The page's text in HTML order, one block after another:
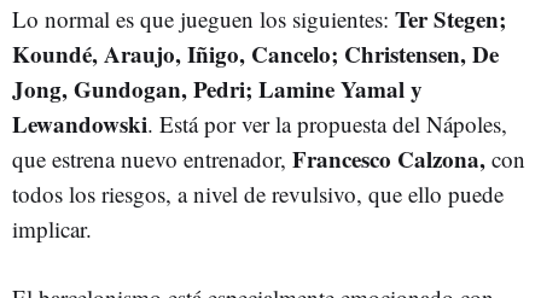
Lo normal es que jueguen los siguientes: Ter Stegen;
Koundé, Araujo, Iñigo, Cancelo; Christensen, De
Jong, Gundogan, Pedri; Lamine Yamal y
Lewandowski. Está por ver la propuesta del Nápoles,
que estrena nuevo entrenador, Francesco Calzona, con
todos los riesgos, a nivel de revulsivo, que ello puede
implicar.